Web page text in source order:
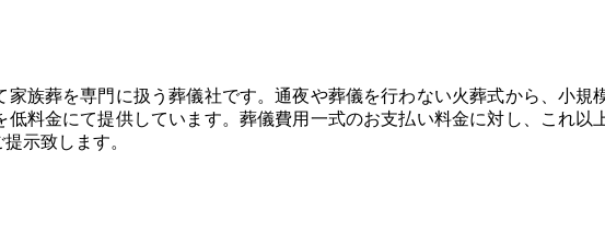
家族葬を専門に扱う葬儀社です。通夜や葬儀を行わない火葬式から、小規
料金にて提供しています。葬儀費用一式のお支払い料金に対し、これ以
示致します。